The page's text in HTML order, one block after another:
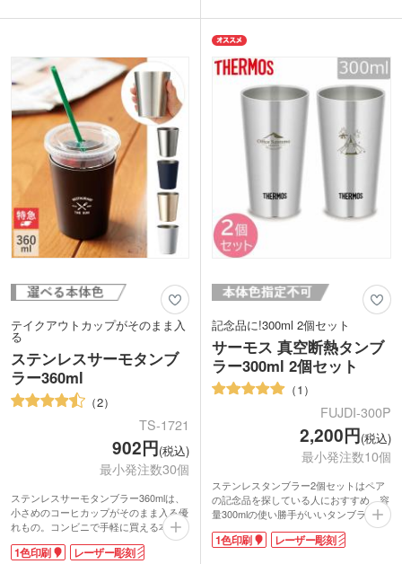
かい飲み物を入れても本体が熱くなりに
ップやプラカップを入れてドリンクホル
ダーとしても使えます。タンブラーの飲
み口部分の内側をへこませているので、
カップが入れやすくて便利!飲み頃温度
を長く楽しめます。
名入れはワンポイントのパッド印刷、広
範囲に印刷できる回転シルク印刷、高級
感が出るレーザー彫刻に対応していま
す。オリジナルのステンレスサーモタン
ブラーは周年記念や卒業記念に人気で
す。
ル印刷が可能。高級感がある記念品が作
成できます。
テイクアウトカップがそのまま入
る
ステンレスサーモタンブ
ラー360ml
2
TS-1721
902円(税込)
最小発注数30個
ステンレスサーモタンブラー360mlは、
小さめのコーヒカップがそのまま入る優
れもの。コンビニで手軽に買える本格コ
ーヒーは、通勤・通学時に購入している
人をよく見かけますよね。そんな手軽で
1色印刷 レーザー彫刻
記念品に!300ml 2個セット
サーモス 真空断熱タンブ
ラー300ml 2個セット
1
FUJDI-300P
2,200円(税込)
最小発注数10個
ステンレスタンブラー2個セットはペア
の記念品を探している人におすすめ。容
量300mlの使い勝手がいいタンブラーで
す。ステンレス素材で保冷と保温が長く
続きます。
1色印刷 レーザー彫刻